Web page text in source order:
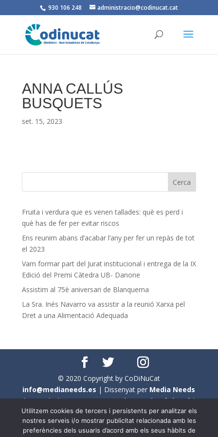
930 106 248 administracio@codinucat.cat
ANNA CALLÚS
BUSQUETS
set. 15, 2023
Fruita i verdura que es venen tallades: què es perd i
què has de fer per evitar riscos
Ens reunim abans d’acabar l’any per fer un repàs de tot
el 2023
Vam formar part del Jurat institucional i entrega de la IX
Edició del Premi Càtedra UB- Danone
Assistim al 75è aniversari de Blanquerna
La Sra. Inés Navarro va assistir a la reunió Xarxa pel
Dret a una Alimentació Adequada
© 2020 Copyright by CoDiNuCat
info@medianeeds.es | Dissenyat per Media Needs
| Tots els drets reservats aCoDiNuCat |Avís legal|
Avís per cookies
En aquest web s'ha tingut en compte l'ús no sexista del
Utilitzem cookies de tercers i persistents per analitzar els
nostres serveis i/o mostrar publicitat relacionada amb les
preferències dels usuaris d’acord amb els seus hàbits de